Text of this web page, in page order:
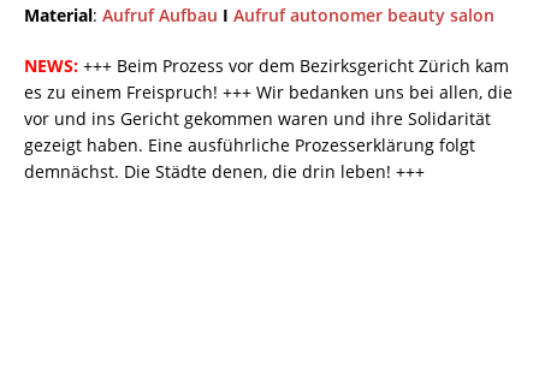
Material: Aufruf Aufbau I Aufruf autonomer beauty salon
NEWS: +++ Beim Prozess vor dem Bezirksgericht Zürich kam
es zu einem Freispruch! +++ Wir bedanken uns bei allen, die
vor und ins Gericht gekommen waren und ihre Solidarität
gezeigt haben. Eine ausführliche Prozesserklärung folgt
demnächst. Die Städte denen, die drin leben! +++